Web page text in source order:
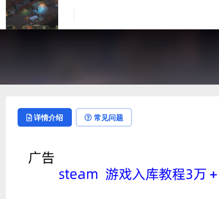
详情介绍 常见问题